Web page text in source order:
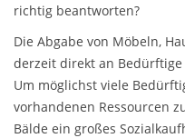
richtig beantworten?
Die Abgabe von Möbeln,
derzeit direkt an Bedürftige
Um möglichst viele
vorhandenen Ressourcen
Bälde ein großes